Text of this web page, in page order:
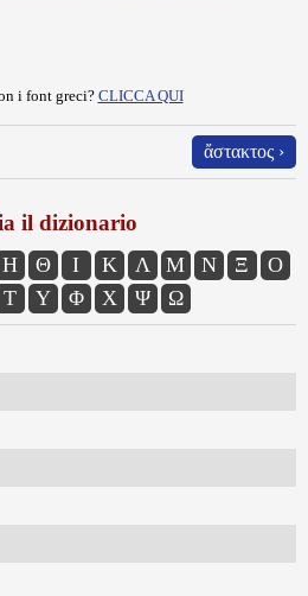
i font greci? CLICCA QUI
ἄστακτος ›
il dizionario
Η Θ Ι Κ Λ Μ Ν Ξ
Ο
Τ Υ Φ Χ Ψ Ω